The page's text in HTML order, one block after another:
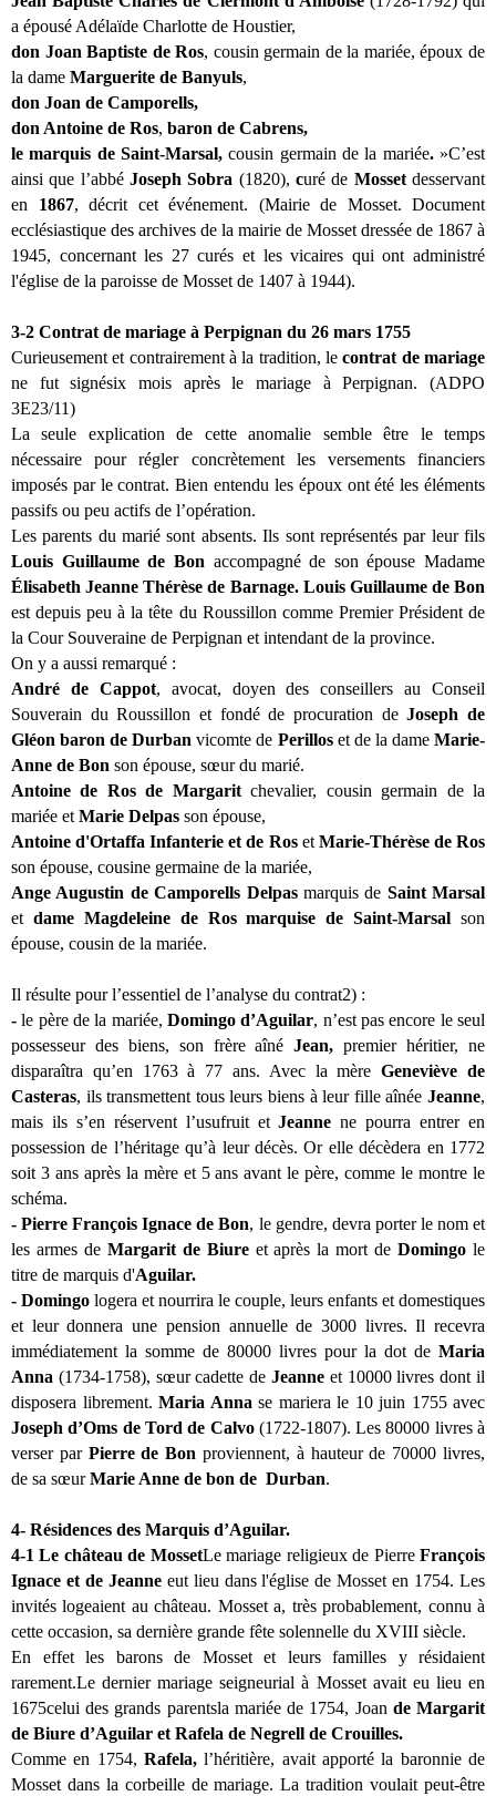
a épousé Adélaïde Charlotte de Houstier,
don Joan Baptiste de Ros, cousin germain de la mariée, époux de
la dame Marguerite de Banyuls,
don Joan de Camporells,
don Antoine de Ros, baron de Cabrens,
le marquis de Saint-Marsal,cousin germain de la mariée. »C’est
ainsi que l’abbé Joseph Sobra (1820), curé de Mossetdesservant
en 1867, décrit cet événement. (Mairie de Mosset. Document
ecclésiastique des archives de la mairie de Mosset dressée de 1867 à
1945, concernant les 27 curés et les vicaires qui ont administré
l'église de la paroisse de Mosset de 1407 à 1944).
3-2 Contrat de mariage à Perpignan du 26 mars 1755
Curieusement et contrairement à la tradition, lecontrat de mariage
ne fut signésix mois après le mariage à Perpignan. (ADPO
3E23/11)
La seule explication de cette anomalie semble être le temps
nécessaire pour régler concrètement les versements financiers
imposés par le contrat. Bien entendu les époux ont été les éléments
passifs ou peu actifs de l’opération.
Les parents du marié sont absents. Ils sont représentés par leur fils
Louis Guillaume de Bon accompagné de son épouse Madame
Élisabeth Jeanne Thérèse de Barnage. Louis Guillaume de Bon
est depuis peu à la tête du Roussillon comme Premier Président de
la Cour Souveraine de Perpignan et intendant de la province.
On y a aussi remarqué :
André de Cappot, avocat, doyen des conseillers au Conseil
Souverain du Roussillon et fondé de procuration deJoseph de
Gléon baron de Durban vicomte de Perilloset de la dameMarie-
Anne de Bon son épouse, sœur du marié.
Antoine de Ros de Margaritchevalier, cousin germain de la
mariée et Marie Delpas son épouse,
Antoine d'Ortaffa Infanterie et de Roset Marie-Thérèse de Ros
son épouse, cousine germaine de la mariée,
Ange Augustin de Camporells Delpasmarquis de Saint Marsal
et dame Magdeleine de Ros marquise de Saint-Marsal son
épouse, cousin de la mariée.
Il résulte pour l’essentiel de l’analyse du contrat2) :
-le père de la mariée,Domingo d’Aguilar, n’est pas encore le seul
possesseur des biens, son frère aînéJean,premier héritier, ne
disparaîtra qu’en 1763 à 77 ans. Avec la mèreGeneviève de
Casteras, ils transmettent tous leurs biens à leur fille aînée Jeanne,
mais ils s’en réservent l’usufruit etJeanne ne pourra entrer en
possession de l’héritage qu’à leur décès. Or elle décèdera en 1772
soit 3 ans après la mère et 5 ans avant le père, comme le montre le
schéma.
- Pierre François Ignace de Bon, le gendre, devra porter le nom et
les armes de Margarit de Biure et après la mort deDomingole
titre de marquis d'Aguilar.
- Domingo logera et nourrira le couple, leurs enfants et domestiques
et leur donnera une pension annuelle de 3000 livres. Il recevra
immédiatement la somme de 80000 livres pour la dot de Maria
Anna (1734-1758), sœur cadette deJeanne et 10000 livres dont il
disposera librement. Maria Anna se mariera le 10 juin 1755 avec
Joseph d’Oms de Tord de Calvo (1722-1807). Les 80000 livres à
verser par Pierre de Bon proviennent, à hauteur de 70000 livres,
de sa sœurMarie Anne de bon de Durban.
4- Résidences des Marquis d’Aguilar.
4-1 Le château de MossetLe mariage religieux de PierreFrançois
Ignace et de Jeanne eut lieu dans l'église de Mosset en 1754. Les
invités logeaient au château. Mosset a, très probablement, connu à
cette occasion, sa dernière grande fête solennelle du XVIII siècle.
En effet les barons de Mosset et leurs familles y résidaient
rarement.Le dernier mariage seigneurial à Mosset avait eu lieu en
1675celui des grands parentsla mariée de 1754, Joan de Margarit
de Biure d’Aguilar et Rafela de Negrell de Crouilles.
Comme en 1754, Rafela,l’héritière, avait apporté la baronnie de
Mosset dans la corbeille de mariage. La tradition voulait peut-être